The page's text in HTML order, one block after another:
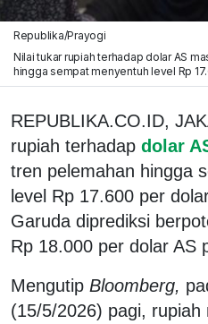
Republika/Prayogi
Nilai tukar rupiah terhadap dolar AS
hingga sempat menyentuh level Rp
REPUBLIKA.CO.ID,
rupiah terhadap dolar
tren pelemahan hingga
level Rp 17.600 per
Garuda diprediksi
Rp 18.000 per dolar AS
Mengutip Bloomberg,
(15/5/2026) pagi, rupiah